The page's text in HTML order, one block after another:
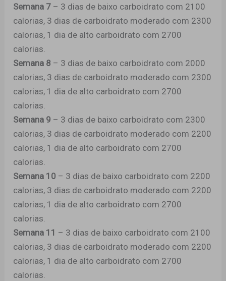
Semana 7 – 3 dias de baixo carboidrato com 2100
calorias, 3 dias de carboidrato moderado com 2300
calorias, 1 dia de alto carboidrato com 2700
calorias.
Semana 8 – 3 dias de baixo carboidrato com 2000
calorias, 3 dias de carboidrato moderado com 2300
calorias, 1 dia de alto carboidrato com 2700
calorias.
Semana 9 – 3 dias de baixo carboidrato com 2300
calorias, 3 dias de carboidrato moderado com 2200
calorias, 1 dia de alto carboidrato com 2700
calorias.
Semana 10 – 3 dias de baixo carboidrato com 2200
calorias, 3 dias de carboidrato moderado com 2200
calorias, 1 dia de alto carboidrato com 2700
calorias.
Semana 11 – 3 dias de baixo carboidrato com 2100
calorias, 3 dias de carboidrato moderado com 2200
calorias, 1 dia de alto carboidrato com 2700
calorias.